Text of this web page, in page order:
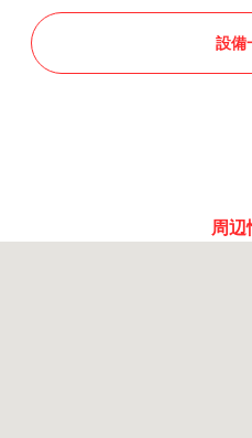
設備
周辺